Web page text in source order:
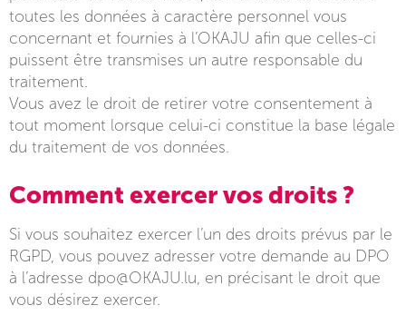
toutes les données à caractère personnel vous
concernant et fournies à l’OKAJU afin que celles-ci
puissent être transmises un autre responsable du
traitement.
Vous avez le droit de retirer votre consentement à
tout moment lorsque celui-ci constitue la base légale
du traitement de vos données.
Comment exercer vos droits ?
Si vous souhaitez exercer l’un des droits prévus par le
RGPD, vous pouvez adresser votre demande au DPO
à l’adresse dpo@OKAJU.lu, en précisant le droit que
vous désirez exercer.